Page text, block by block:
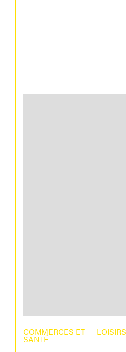
COMMERCES ET
SANTÉ
LOISIRS